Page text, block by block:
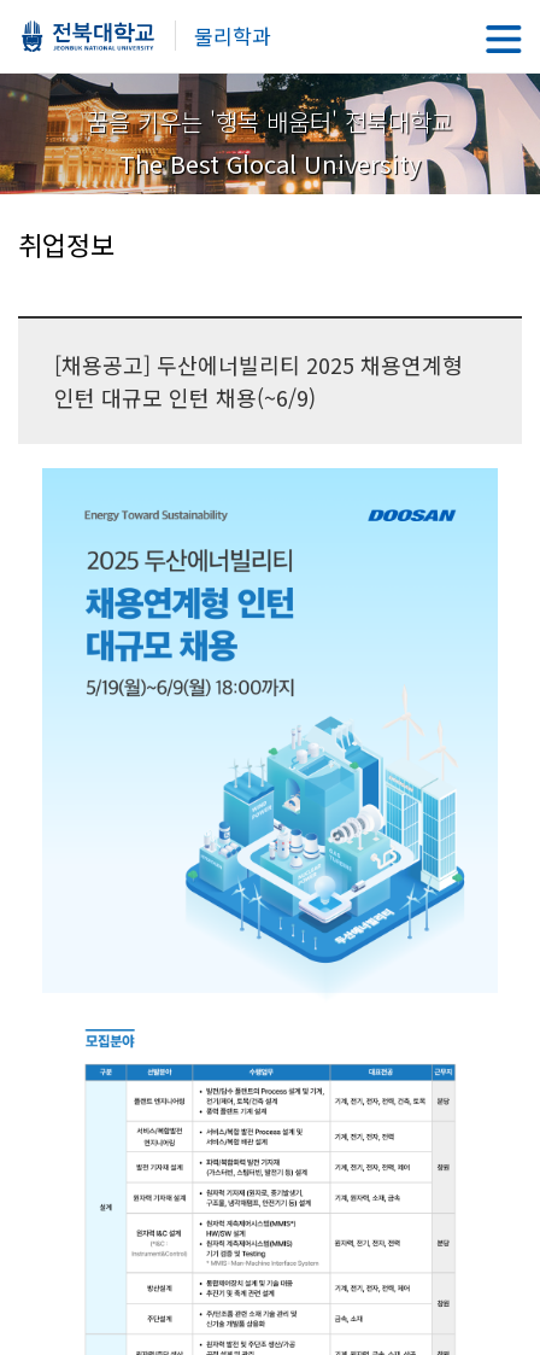
물리학과
꿈을 키우는 '행복 배움터' 전북대학교
The Best Glocal University
취업정보
[채용공고] 두산에너빌리티 2025 채용연계형
인턴 대규모 인턴 채용(~6/9)